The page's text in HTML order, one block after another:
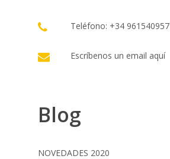
Teléfono: +34 961540957
Escríbenos un email aquí
Blog
NOVEDADES 2020